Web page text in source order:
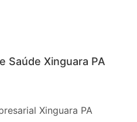
Saúde Xinguara PA
Xinguara PA